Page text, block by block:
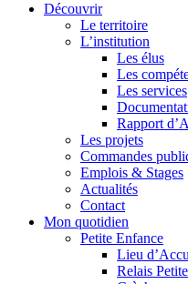
Découvrir
Le territoire
L’institution
Les élus
Les
Les services
Rapport
Les projets
Commandes
Emplois & Stages
Actualités
Contact
Mon quotidien
Petite Enfance
Lieu
Relais